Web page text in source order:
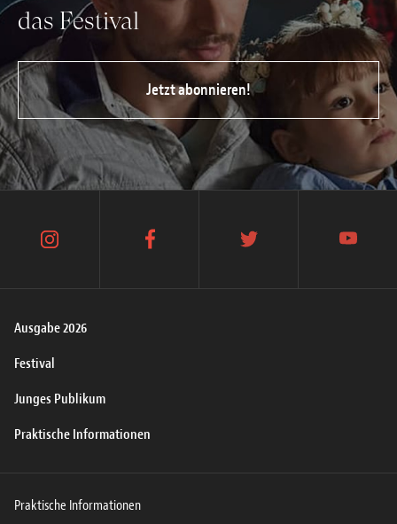
das Festival
Jetzt abonnieren!
Ausgabe 2026
Festival
Junges Publikum
Praktische Informationen
instagram facebook twitter youtube
Praktische Informationen